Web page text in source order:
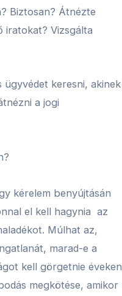
Biztosan? Átnézte
iratokat? Vizsgálta
ügyvédet keresni, akinek
a jogi
kérelem benyújtásán
el kell hagynia az
Múlhat az,
marad-e a
kell görgetnie éveken
megkötése, amikor